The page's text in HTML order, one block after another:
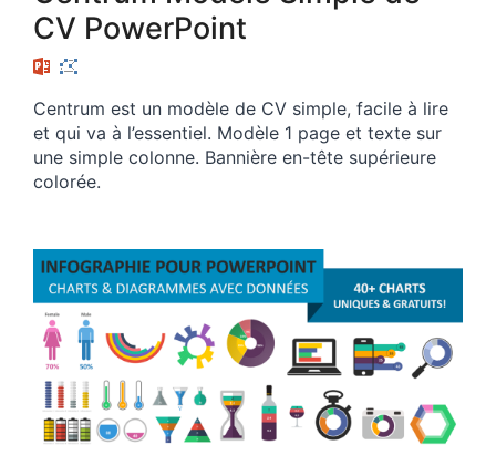
CV PowerPoint
Centrum est un modèle de CV simple, facile à lire
et qui va à l’essentiel. Modèle 1 page et texte sur
une simple colonne. Bannière en-tête supérieure
colorée.